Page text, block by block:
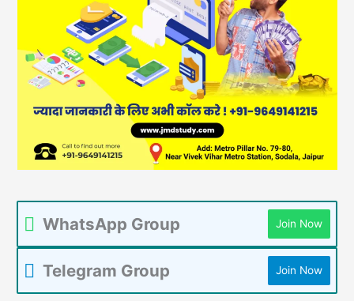
WhatsApp Group Join Now
Telegram Group Join Now